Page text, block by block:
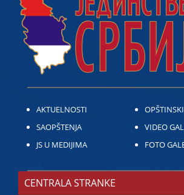
AKTUELNOSTI
SAOPŠTENJA
JS U MEDIJIMA
VIDEO
FOTO
CENTRALA STRANKE